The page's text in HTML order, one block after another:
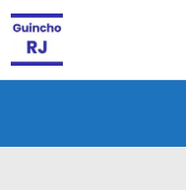
Guincho
Reboque
horas